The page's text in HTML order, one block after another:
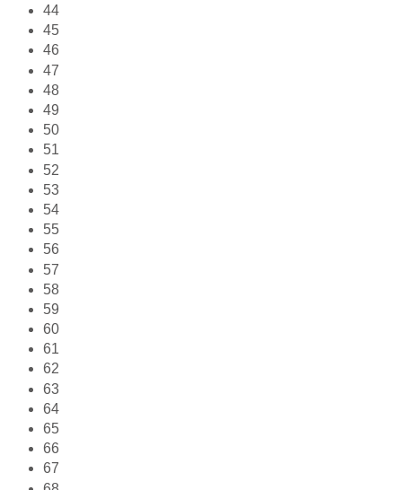
44
45
46
47
48
49
50
51
52
53
54
55
56
57
58
59
60
61
62
63
64
65
66
67